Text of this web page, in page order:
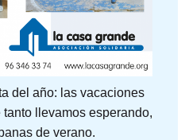
del año: las vacaciones
llevamos esperando,
de verano.